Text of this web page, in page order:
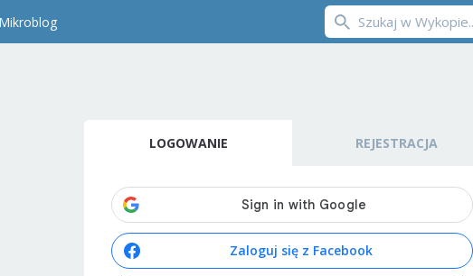
Mikroblog
LOGOWANIE REJESTRACJA
Zaloguj się z Facebook